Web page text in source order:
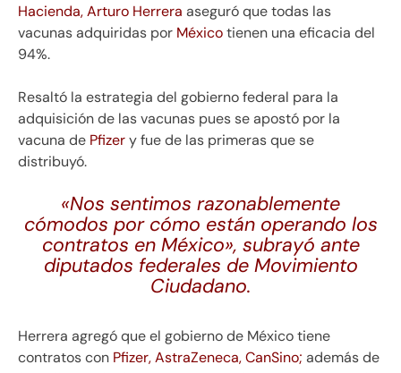
Hacienda, Arturo Herrera aseguró que todas las
vacunas adquiridas por Méxicotienen una eficacia del
94%.
Resaltó la estrategia del gobierno federal para la
adquisición de las vacunas pues se apostó por la
vacuna de Pfizery fue de las primeras que se
distribuyó.
«Nos sentimos razonablemente
cómodos por cómo están operando los
contratos en México», subrayó ante
diputados federales de Movimiento
Ciudadano.
Herrera agregó que el gobierno de México tiene
contratos con Pfizer, AstraZeneca, CanSino; además de